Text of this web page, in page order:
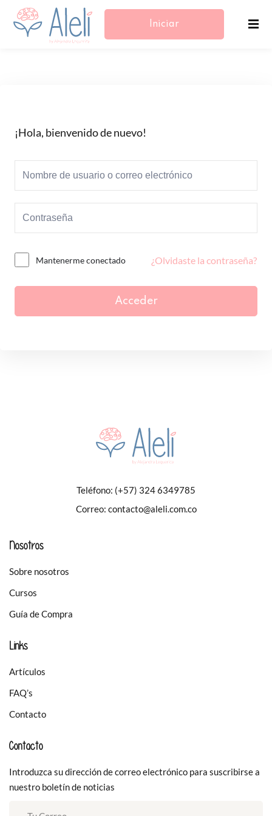
Iniciar
¡Hola, bienvenido de nuevo!
Mantenerme conectado ¿Olvidaste la contraseña?
Acceder
Teléfono: (+57) 324 6349785
Correo: contacto@aleli.com.co
Nosotros
Sobre nosotros
Cursos
Guía de Compra
Links
Artículos
FAQ’s
Contacto
Contacto
Introduzca su dirección de correo electrónico para suscribirse a
nuestro boletín de noticias